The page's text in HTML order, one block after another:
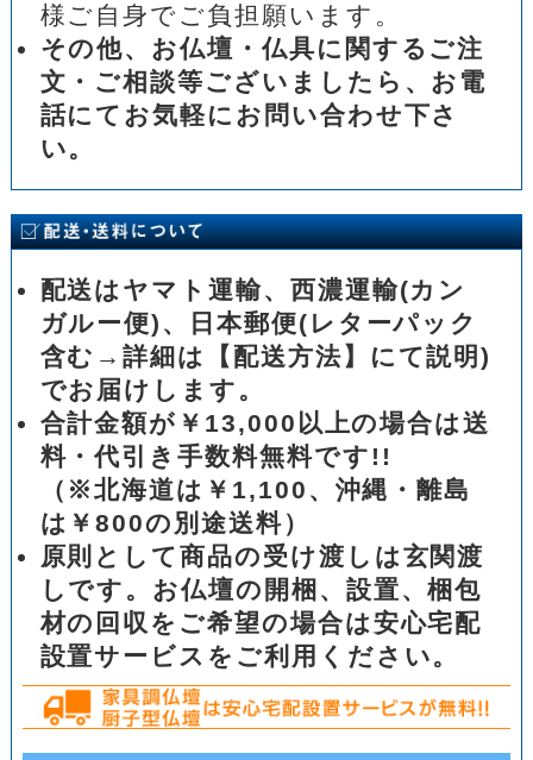
様ご自身でご負担願います。
その他、お仏壇・仏具に関するご注
文・ご相談等ございましたら、お電
話にてお気軽にお問い合わせ下さ
い。
配送はヤマト運輸、西濃運輸(カン
ガルー便)、日本郵便(レターパック
含む→詳細は【配送方法】にて説明)
でお届けします。
合計金額が￥13,000以上の場合は送
料・代引き手数料無料です!!
（※北海道は￥1,100、沖縄・離島
は￥800の別途送料）
原則として商品の受け渡しは玄関渡
しです。お仏壇の開梱、設置、梱包
材の回収をご希望の場合は安心宅配
設置サービスをご利用ください。